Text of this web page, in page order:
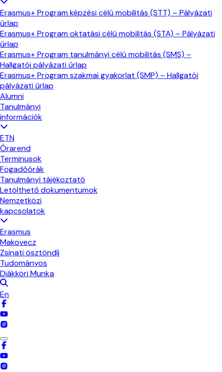
Erasmus+ Program képzési célú mobilitás (STT) – Pályázati
űrlap
Erasmus+ Program oktatási célú mobilitás (STA) – Pályázati
űrlap
Erasmus+ Program tanulmányi célú mobilitás (SMS) –
Hallgatói pályázati űrlap
Erasmus+ Program szakmai gyakorlat (SMP) – Hallgatói
pályázati űrlap
Alumni
Tanulmányi
információk
ETN
Órarend
Terminusok
Fogadóórák
Tanulmányi tájékoztató
Letölthető dokumentumok
Nemzetközi
kapcsolatok
Erasmus
Makovecz
Zsinati ösztöndíj
Tudományos
Diákköri Munka
En